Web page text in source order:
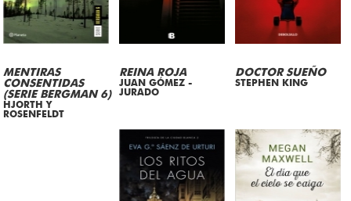
MENTIRAS
CONSENTIDAS
(SERIE BERGMAN 6)
HJORTH Y
ROSENFELDT
REINA ROJA
JUAN GÓMEZ -
JURADO
DOCTOR SUEÑO
STEPHEN KING